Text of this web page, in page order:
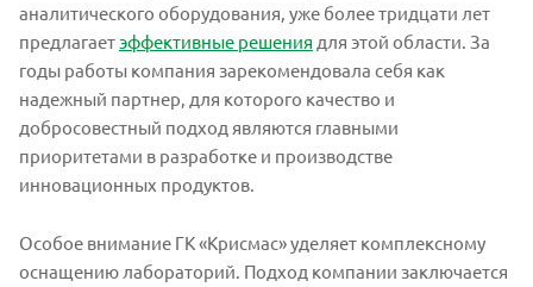
аналитического оборудования, уже более тридцати лет
предлагаетэффективные решения для этой области. За
годы работы компания зарекомендовала себя как
надежный партнер, для которого качество и
добросовестный подход являются главными
приоритетами в разработке и производстве
инновационных продуктов.
Особое внимание ГК «Крисмас» уделяет комплексному
оснащению лабораторий. Подход компании заключается